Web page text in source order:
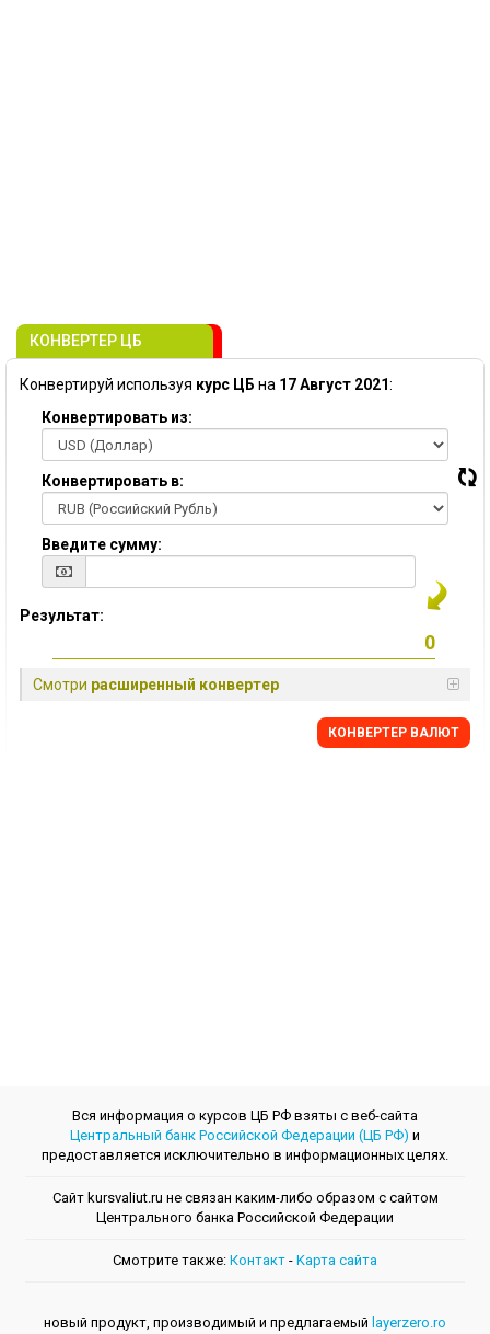
КОНВЕРТЕР ЦБ
Конвертируй используя курс ЦБ на 17 Август 2021:
Конвертировать из:
Конвертировать в:
Введите сумму:
Результат:
Смотри расширенный конвертер
КОНВЕРТЕР ВАЛЮТ
Вся информация о курсов ЦБ РФ взяты с веб-сайта
Центральный банк Российской Федерации (ЦБ РФ) и
предоставляется исключительно в информационных целях.
Сайт kursvaliut.ru не связан каким-либо образом с сайтом
Центрального банкa Российской Федерации
Смотрите также: Контакт - Kарта сайта
новый продукт, производимый и предлагаемый layerzero.ro